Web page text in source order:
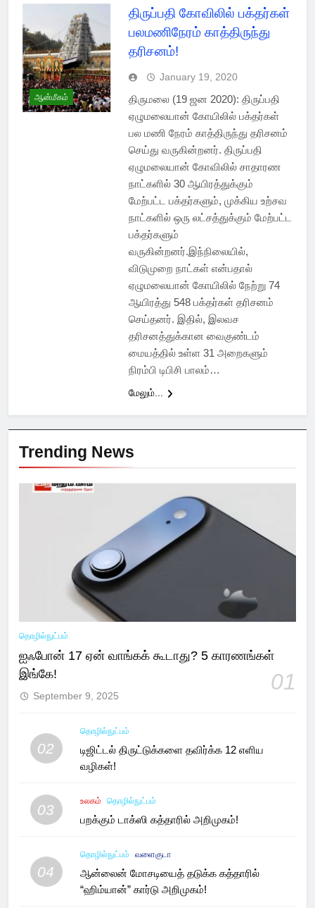
ஆன்மீகம்
திருப்பதி கோவிலில் பக்தர்கள்
பலமணிநேரம் காத்திருந்து
தரிசனம்!
January 19, 2020
திருமலை (19 ஜன 2020): திருப்பதி
ஏழுமலையான் கோயிலில் பக்தர்கள்
பல மணி நேரம் காத்திருந்து தரிசனம்
செய்து வருகின்றனர். திருப்பதி
ஏழுமலையான் கோவிலில் சாதாரண
நாட்களில் 30 ஆயிரத்துக்கும்
மேற்பட்ட பக்தர்களும், முக்கிய உற்சவ
நாட்களில் ஒரு லட்சத்துக்கும் மேற்பட்ட
பக்தர்களும்
வருகின்றனர்.இந்நிலையில்,
விடுமுறை நாட்கள் என்பதால்
ஏழுமலையான் கோயிலில் நேற்று 74
ஆயிரத்து 548 பக்தர்கள் தரிசனம்
செய்தனர். இதில், இலவச
தரிசனத்துக்கான வைகுண்டம்
மையத்தில் உள்ள 31 அறைகளும்
நிரம்பி டிபிசி பாலம்…
மேலும்...
Trending News
தொழில்நுட்பம்
ஐஃபோன் 17 ஏன் வாங்கக் கூடாது? 5 காரணங்கள்
இங்கே!
01
September 9, 2025
02
தொழில்நுட்பம்
டிஜிட்டல் திருட்டுக்களை தவிர்க்க 12 எளிய
வழிகள்!
03
உலகம் தொழில்நுட்பம்
பறக்கும் டாக்ஸி கத்தாரில் அறிமுகம்!
04
தொழில்நுட்பம் வளைகுடா
ஆன்லைன் மோசடியைத் தடுக்க கத்தாரில்
“ஹிம்யான்” கார்டு அறிமுகம்!